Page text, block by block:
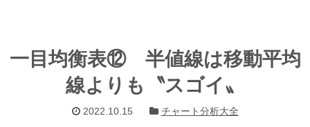
一目均衡表⑫ 半値線は移動平均
線よりも〝スゴイ〟
2022.10.15 チャート分析大全